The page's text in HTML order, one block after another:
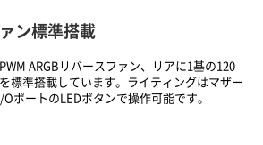
ン標準搭載
ARGBリバースファン、リアに1基の120
標準搭載しています。ライティングはマザー
ポートのLEDボタンで操作可能です。